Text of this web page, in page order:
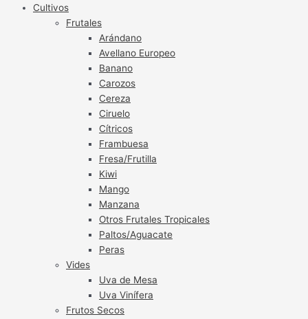
Cultivos
Frutales
Arándano
Avellano Europeo
Banano
Carozos
Cereza
Ciruelo
Cítricos
Frambuesa
Fresa/Frutilla
Kiwi
Mango
Manzana
Otros Frutales Tropicales
Paltos/Aguacate
Peras
Vides
Uva de Mesa
Uva Vinífera
Frutos Secos